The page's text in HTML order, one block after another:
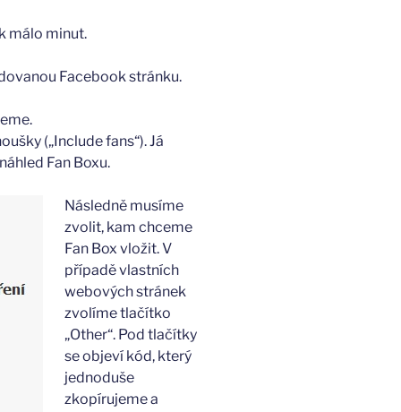
málo minut.
Facebook stránku.
(„Include fans“). Já
Fan Boxu.
Následně musíme
zvolit, kam chceme
Fan Box vložit. V
případě vlastních
webových stránek
zvolíme tlačítko
„Other“. Pod tlačítky
se objeví kód, který
jednoduše
zkopírujeme a